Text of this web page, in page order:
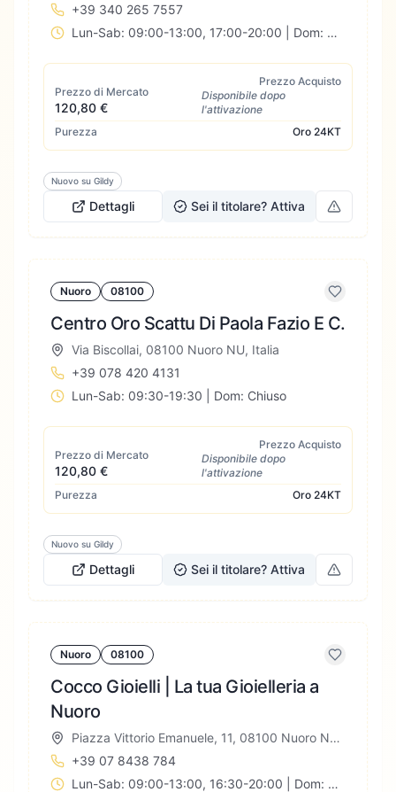
+39 340 265 7557
Lun-Sab: 09:00-13:00, 17:00-20:00 | Dom: Chiuso
Prezzo di Mercato
120,80 €
Prezzo Acquisto
Disponibile dopo
l'attivazione
Purezza
Oro 24KT
Nuovo su Gildy
Dettagli Sei il titolare? Attiva
Nuoro 08100
Centro Oro Scattu Di Paola Fazio E C.
Via Biscollai, 08100 Nuoro NU, Italia
+39 078 420 4131
Lun-Sab: 09:30-19:30 | Dom: Chiuso
Prezzo di Mercato
120,80 €
Prezzo Acquisto
Disponibile dopo
l'attivazione
Purezza
Oro 24KT
Nuovo su Gildy
Dettagli Sei il titolare? Attiva
Nuoro 08100
Cocco Gioielli | La tua Gioielleria a
Nuoro
Piazza Vittorio Emanuele, 11, 08100 Nuoro NU, Italia
+39 07 8438 784
Lun-Sab: 09:00-13:00, 16:30-20:00 | Dom: Chiuso